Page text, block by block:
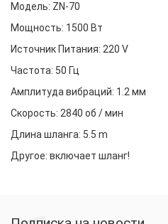
Модель: ZN-70
Мощность: 1500 Вт
Источник Питания: 220 V
Частота: 50 Гц
Амплитуда вибраций: 1.2 мм
Скорость: 2840 об / мин
Длина шланга: 5.5 m
Другое: включает шланг!